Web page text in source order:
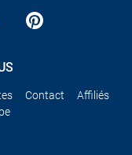
Contact
Affiliés